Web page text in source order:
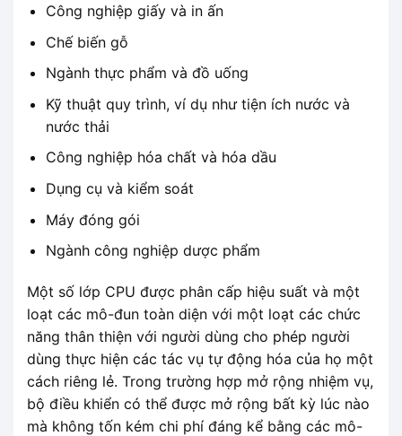
Công nghiệp giấy và in ấn
Chế biến gỗ
Ngành thực phẩm và đồ uống
Kỹ thuật quy trình, ví dụ như tiện ích nước và
nước thải
Công nghiệp hóa chất và hóa dầu
Dụng cụ và kiểm soát
Máy đóng gói
Ngành công nghiệp dược phẩm
Một số lớp CPU được phân cấp hiệu suất và một
loạt các mô-đun toàn diện với một loạt các chức
năng thân thiện với người dùng cho phép người
dùng thực hiện các tác vụ tự động hóa của họ một
cách riêng lẻ. Trong trường hợp mở rộng nhiệm vụ,
bộ điều khiển có thể được mở rộng bất kỳ lúc nào
mà không tốn kém chi phí đáng kể bằng các mô-